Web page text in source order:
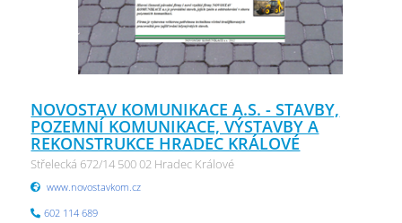
NOVOSTAV KOMUNIKACE A.S. - STAVBY,
POZEMNÍ KOMUNIKACE, VÝSTAVBY A
REKONSTRUKCE HRADEC KRÁLOVÉ
Střelecká 672/14 500 02 Hradec Králové
www.novostavkom.cz
602 114 689